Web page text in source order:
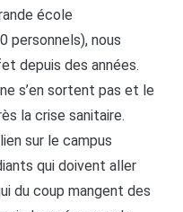
école
personnels), nous
depuis des années.
s’en sortent pas et le
la crise sanitaire.
sur le campus
qui doivent aller
du coup mangent des